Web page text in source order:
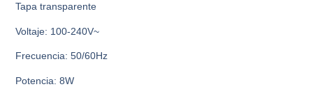
Tapa transparente
Voltaje: 100-240V~
Frecuencia: 50/60Hz
Potencia: 8W